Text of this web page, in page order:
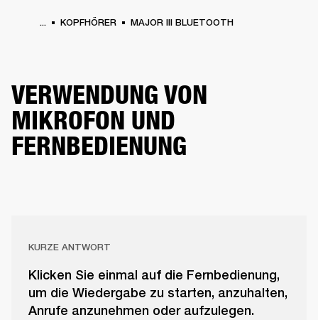
... KOPFHÖRER MAJOR III BLUETOOTH
VERWENDUNG VON
MIKROFON UND
FERNBEDIENUNG
KURZE ANTWORT
Klicken Sie einmal auf die Fernbedienung,
um die Wiedergabe zu starten, anzuhalten,
Anrufe anzunehmen oder aufzulegen.